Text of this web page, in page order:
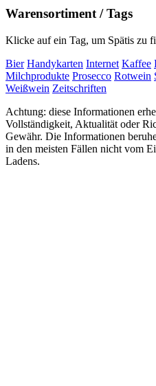
Warensortiment / Tags
Klicke auf ein Tag, um Spätis zu
Bier Handykarten Internet Kaffee
Milchprodukte Prosecco Rotwein
Weißwein Zeitschriften
Achtung: diese Informationen
Vollständigkeit, Aktualität oder
Gewähr. Die Informationen
in den meisten Fällen nicht vom
Ladens.